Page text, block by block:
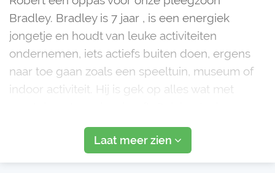
Bradley. Bradley is 7 jaar , is een energiek
jongetje en houdt van leuke activiteiten
ondernemen, iets actiefs buiten doen, ergens
naar toe gaan zoals een speeltuin, museum of
indoor activiteit. Hij is gek op alles wat met
tekenen vindt hij soms leuk. We zoeken een
Laat meer zien